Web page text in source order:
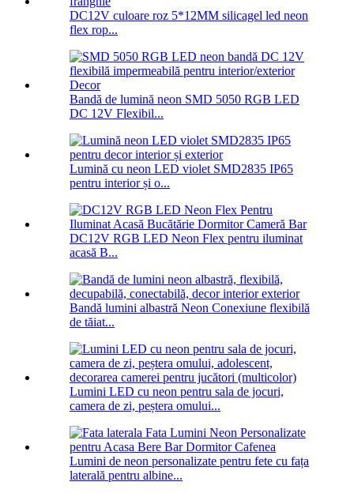
DC12V culoare roz 5*12MM silicagel led neon
flex rop...
Bandă de lumină neon SMD 5050 RGB LED
DC 12V Flexibil...
Lumină cu neon LED violet SMD2835 IP65
pentru interior și o...
DC12V RGB LED Neon Flex pentru iluminat
acasă B...
Bandă lumini albastră Neon Conexiune flexibilă
de tăiat...
Lumini LED cu neon pentru sala de jocuri,
camera de zi, peștera omului...
Lumini de neon personalizate pentru fete cu fața
laterală pentru albine...